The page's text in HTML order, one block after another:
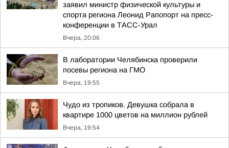
заявил министр физической культуры и
спорта региона Леонид Рапопорт на пресс-
конференции в ТАСС-Урал
Вчера, 20:06
В лаборатории Челябинска проверили
посевы региона на ГМО
Вчера, 19:55
Чудо из тропиков. Девушка собрала в
квартире 1000 цветов на миллион рублей
Вчера, 19:54